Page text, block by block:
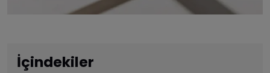
İçindekiler